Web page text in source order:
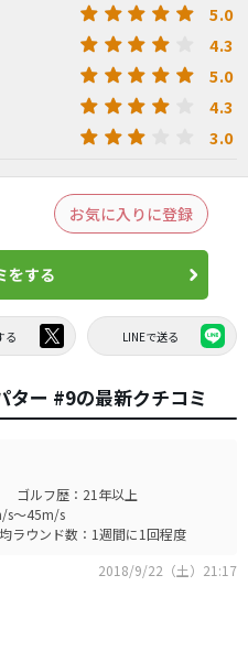
5.0
4.3
5.0
4.3
3.0
お気に入りに登録
をする
る LINEで送る
ター #9の最新クチコミ
ゴルフ歴：21年以上
s～45m/s
ラウンド数：1週間に1回程度
2018/9/22（土）21:17